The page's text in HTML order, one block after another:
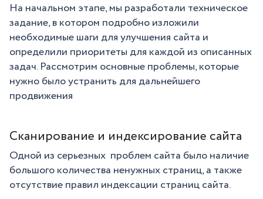
На начальном этапе, мы разработали техническое
задание, в котором подробно изложили
необходимые шаги для улучшения сайта и
определили приоритеты для каждой из описанных
задач. Рассмотрим основные проблемы, которые
нужно было устранить для дальнейшего
продвижения
Сканирование и индексирование сайта
Одной из серьезных проблем сайта было наличие
большого количества ненужных страниц, а также
отсутствие правил индексации страниц сайта.